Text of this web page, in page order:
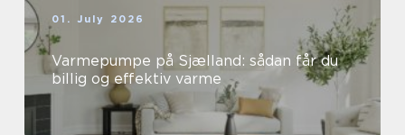
01. July 2026
Varmepumpe på Sjælland: sådan får du
billig og effektiv varme